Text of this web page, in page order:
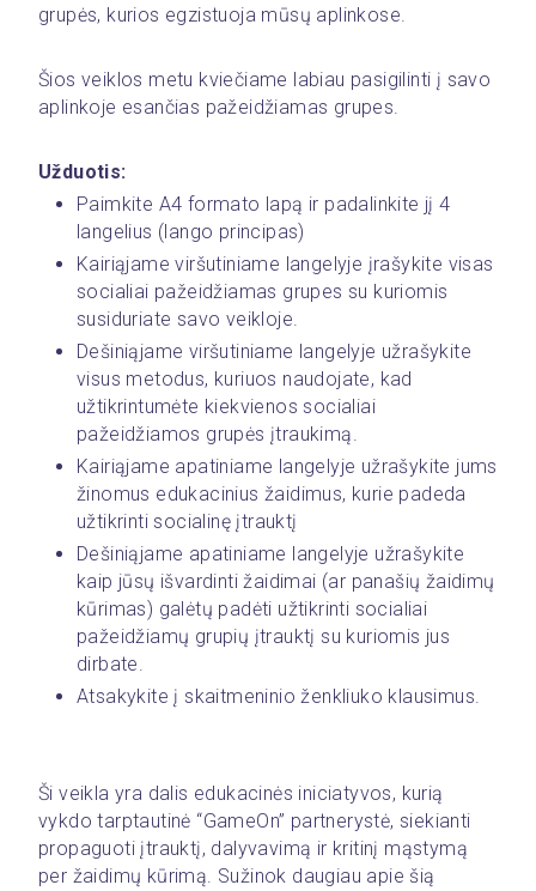
grupės, kurios egzistuoja mūsų aplinkose.
Šios veiklos metu kviečiame labiau pasigilinti į savo
aplinkoje esančias pažeidžiamas grupes.
Užduotis:
Paimkite A4 formato lapą ir padalinkite jį 4
langelius (lango principas)
Kairiąjame viršutiniame langelyje įrašykite visas
socialiai pažeidžiamas grupes su kuriomis
susiduriate savo veikloje.
Dešiniąjame viršutiniame langelyje užrašykite
visus metodus, kuriuos naudojate, kad
užtikrintumėte kiekvienos socialiai
pažeidžiamos grupės įtraukimą.
Kairiąjame apatiniame langelyje užrašykite jums
žinomus edukacinius žaidimus, kurie padeda
užtikrinti socialinę įtrauktį
Dešiniąjame apatiniame langelyje užrašykite
kaip jūsų išvardinti žaidimai (ar panašių žaidimų
kūrimas) galėtų padėti užtikrinti socialiai
pažeidžiamų grupių įtrauktį su kuriomis jus
dirbate.
Atsakykite į skaitmeninio ženkliuko klausimus.
Ši veikla yra dalis edukacinės iniciatyvos, kurią
vykdo tarptautinė “GameOn” partnerystė, siekianti
propaguoti įtrauktį, dalyvavimą ir kritinį mąstymą
per žaidimų kūrimą. Sužinok daugiau apie šią